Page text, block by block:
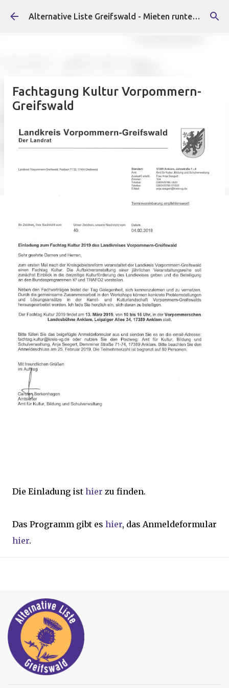
Direkt zum Hauptbereich Alternative Liste Greifswald - Mieten runter, Faschist*innen raus!
Fachtagung Kultur Vorpommern-
Greifswald
Die Einladung ist hier zu finden.
Das Programm gibt es hier, das Anmeldeformular
hier.